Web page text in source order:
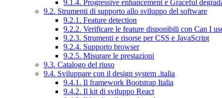
9.1.4. Progressive enhancement e Graceful
9.2. Strumenti di supporto allo sviluppo del software
9.2.1. Feature detection
9.2.2. Verificare le feature disponibili con Can I
9.2.3. Strumenti e risorse per CSS e JavaScript
9.2.4. Supporto browser
9.2.5. Misurare le prestazioni
9.3. Catalogo del riuso
9.4. Sviluppare con il design system .italia
9.4.1. Il framework Bootstrap Italia
9.4.2. Il kit di sviluppo React